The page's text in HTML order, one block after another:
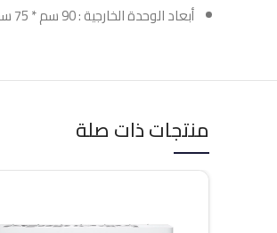
أبعاد الوحدة الخارجية : 90 سم * 75 سم * 34 سم
منتجات ذات صلة